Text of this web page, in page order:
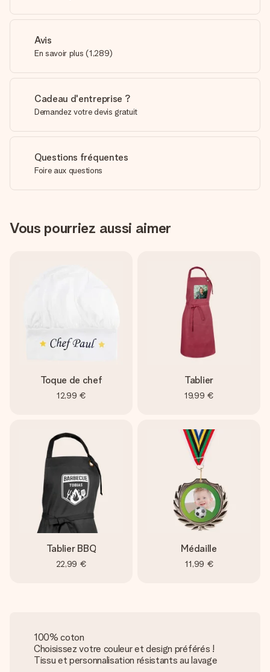
Avis
En savoir plus (1,289)
Cadeau d'entreprise ?
Demandez votre devis gratuit
Questions fréquentes
Foire aux questions
Vous pourriez aussi aimer
Toque de chef
12,99 €
Tablier
19,99 €
Tablier BBQ
22,99 €
Médaille
11,99 €
100% coton
Choisissez votre couleur et design préférés !
Tissu et personnalisation résistants au lavage